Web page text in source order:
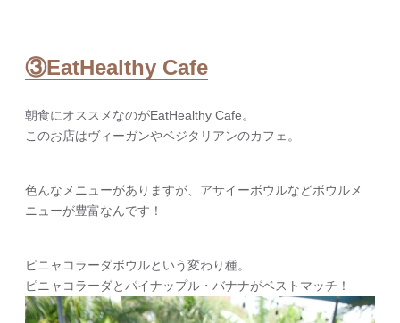
③EatHealthy Cafe
朝食にオススメなのがEatHealthy Cafe。
このお店はヴィーガンやベジタリアンのカフェ。
色んなメニューがありますが、アサイーボウルなどボウルメ
ニューが豊富なんです！
ピニャコラーダボウルという変わり種。
ピニャコラーダとパイナップル・バナナがベストマッチ！